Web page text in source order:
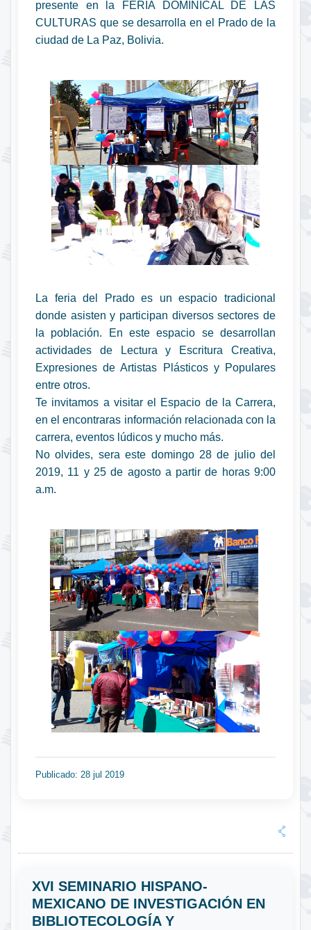
presente en la FERIA DOMINICAL DE LAS
CULTURAS que se desarrolla en el Prado de la
ciudad de La Paz, Bolivia.
La feria del Prado es un espacio tradicional
donde asisten y participan diversos sectores de
la población. En este espacio se desarrollan
actividades de Lectura y Escritura Creativa,
Expresiones de Artistas Plásticos y Populares
entre otros.
Te invitamos a visitar el Espacio de la Carrera,
en el encontraras información relacionada con la
carrera, eventos lúdicos y mucho más.
No olvides, sera este domingo 28 de julio del
2019, 11 y 25 de agosto a partir de horas 9:00
a.m.
Publicado: 28 jul 2019
XVI SEMINARIO HISPANO-
MEXICANO DE INVESTIGACIÓN EN
BIBLIOTECOLOGÍA Y